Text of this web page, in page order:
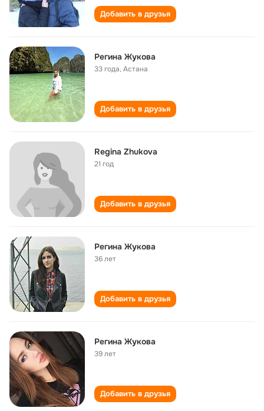
Добавить в друзья
Регина Жукова
33 года,Астана
Добавить в друзья
Regina Zhukova
21 год
Добавить в друзья
Регина Жукова
36 лет
Добавить в друзья
Регина Жукова
39 лет
Добавить в друзья